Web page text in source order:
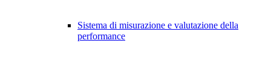
Sistema di misurazione e valutazione della
performance